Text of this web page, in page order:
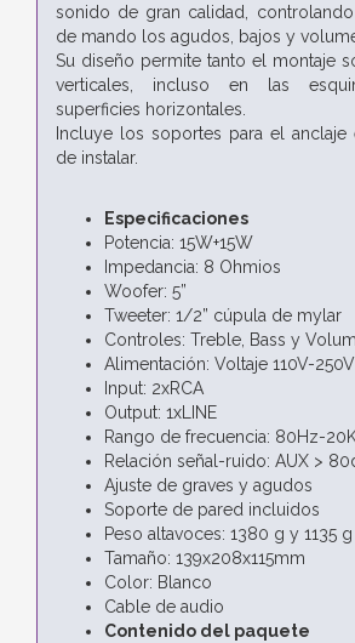
sonido de gran calidad,
de mando los agudos, bajos y
Su diseño permite tanto el montaje
verticales, incluso en las
superficies horizontales.
Incluye los soportes para el anclaje
de instalar.
Especificaciones
Potencia: 15W+15W
Impedancia: 8 Ohmios
Woofer: 5”
Tweeter: 1/2” cúpula de mylar
Controles: Treble, Bass y
Alimentación: Voltaje 110V-
Input: 2xRCA
Output: 1xLINE
Rango de frecuencia: 80Hz-
Relación señal-ruido: AUX >
Ajuste de graves y agudos
Soporte de pared incluidos
Peso altavoces: 1380 g y 1135 g
Tamaño: 139x208x115mm
Color: Blanco
Cable de audio
Contenido del paquete